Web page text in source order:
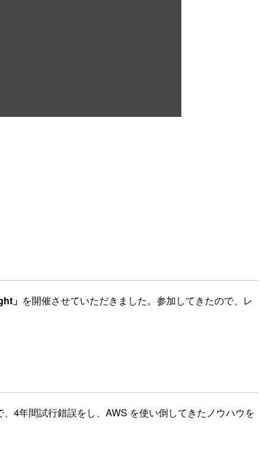
」 を開催させていただきました。参加してきたので、レ
4年間試行錯誤をし、AWS を使い倒してきたノウハウを